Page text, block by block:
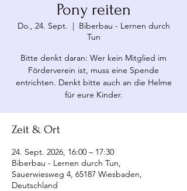
Pony reiten
Do., 24. Sept.
  |
Biberbau - Lernen durch
Tun
Bitte denkt daran: Wer kein Mitglied im
Förderverein ist, muss eine Spende
entrichten. Denkt bitte auch an die Helme
für eure Kinder.
Zeit & Ort
24. Sept. 2026, 16:00 – 17:30
Biberbau - Lernen durch Tun,
Sauerwiesweg 4, 65187 Wiesbaden,
Deutschland